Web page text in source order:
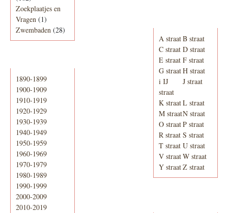
Zoekplaatjes en
Vragen (1)
Zwembaden (28)
1890-1899
1900-1909
1910-1919
1920-1929
1930-1939
1940-1949
1950-1959
1960-1969
1970-1979
1980-1989
1990-1999
2000-2009
2010-2019
A straatB straat
C straat D straat
E straat F straat
G straatH straat
i IJ
straat
J straat
K straatL straat
M straatN straat
O straatP straat
R straat S straat
T straat U straat
V straatW straat
Y straatZ straat